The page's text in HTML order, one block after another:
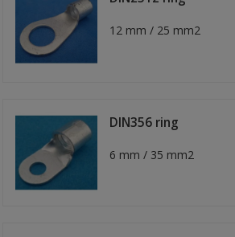
kabelschoen
12 mm / 25 mm2
DIN356 ring
kabelschoen
6 mm / 35 mm2